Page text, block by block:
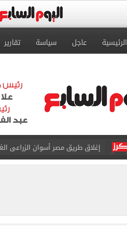
الرئيسية عاجل سياسة تقارير
محمد صلاح يظهر على تليفزيون
أسعار الذهب في مصر تتراجع.. وعيار 21 يسجل هذا
محمد هنيدي فى رسالة مؤثرة بعد